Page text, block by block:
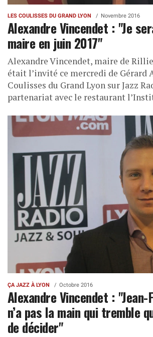
LES COULISSES DU GRAND LYON Novembre 2016
Alexandre Vincendet : "Je
maire en juin 2017"
Alexandre Vincendet, maire de
était l’invité ce mercredi de Gérard
Coulisses du Grand Lyon sur Jazz
partenariat avec le restaurant
ÇA JAZZ À LYON Octobre 2016
Alexandre Vincendet : "Jean-
n’a pas la main qui tremble
de décider"